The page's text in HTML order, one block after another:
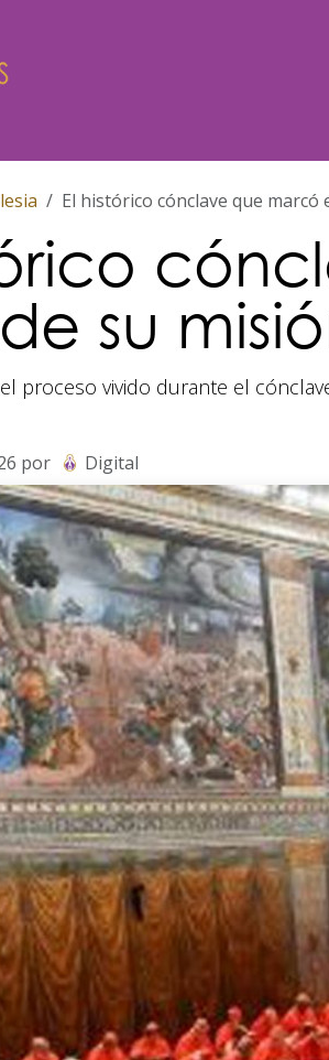
El histórico cónclave que marcó
su
proceso vivido durante el
por Digital